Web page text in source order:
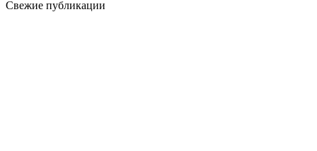
Свежие публикации